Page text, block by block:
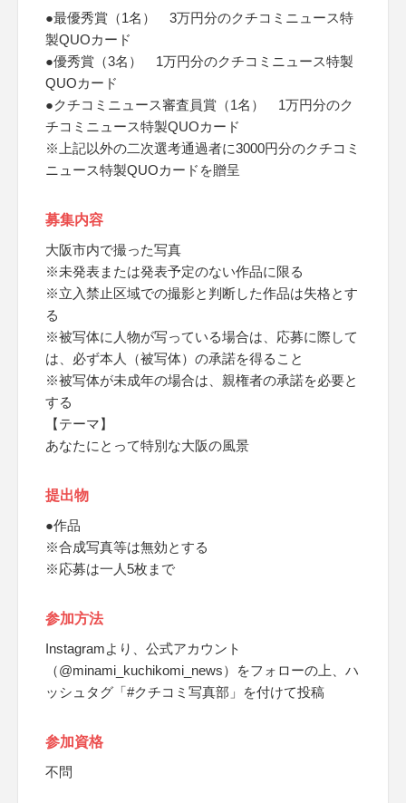
●最優秀賞（1名） 3万円分のクチコミニュース特
製QUOカード
●優秀賞（3名） 1万円分のクチコミニュース特製
QUOカード
●クチコミニュース審査員賞（1名） 1万円分のク
チコミニュース特製QUOカード
※上記以外の二次選考通過者に3000円分のクチコミ
ニュース特製QUOカードを贈呈
募集内容
大阪市内で撮った写真
※未発表または発表予定のない作品に限る
※立入禁止区域での撮影と判断した作品は失格とす
る
※被写体に人物が写っている場合は、応募に際して
は、必ず本人（被写体）の承諾を得ること
※被写体が未成年の場合は、親権者の承諾を必要と
する
【テーマ】
あなたにとって特別な大阪の風景
提出物
●作品
※合成写真等は無効とする
※応募は一人5枚まで
参加方法
Instagramより、公式アカウント
（@minami_kuchikomi_news）をフォローの上、ハ
ッシュタグ「#クチコミ写真部」を付けて投稿
参加資格
不問